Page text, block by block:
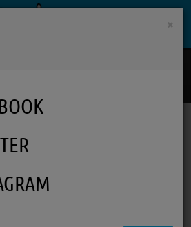
Asian Bubble lundi 28 octobre 2024
lundi 28 octobre
×